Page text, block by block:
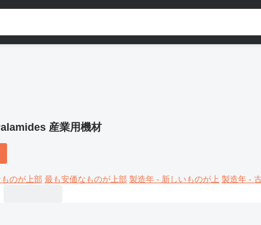
産業用機材
のが上部 最も安価なものが上部 製造年 - 新しいものが上 製造年 -